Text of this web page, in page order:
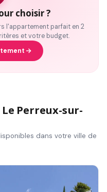
choisir ?
l'appartement parfait en 2
et votre budget.
Perreux-sur-
dans votre ville de